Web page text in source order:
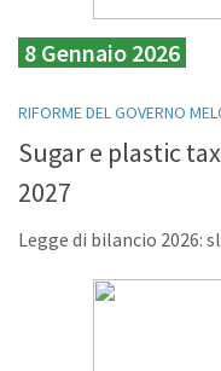
8 Gennaio 2026
RIFORME DEL GOVERNO
Sugar e plastic
2027
Legge di bilancio 2026: